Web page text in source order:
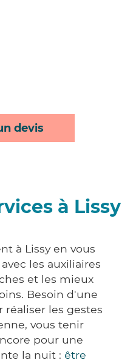
devis
à Lissy
à Lissy en vous
les auxiliaires
et les mieux
Besoin d'une
réaliser les gestes
vous tenir
pour une
la nuit : être